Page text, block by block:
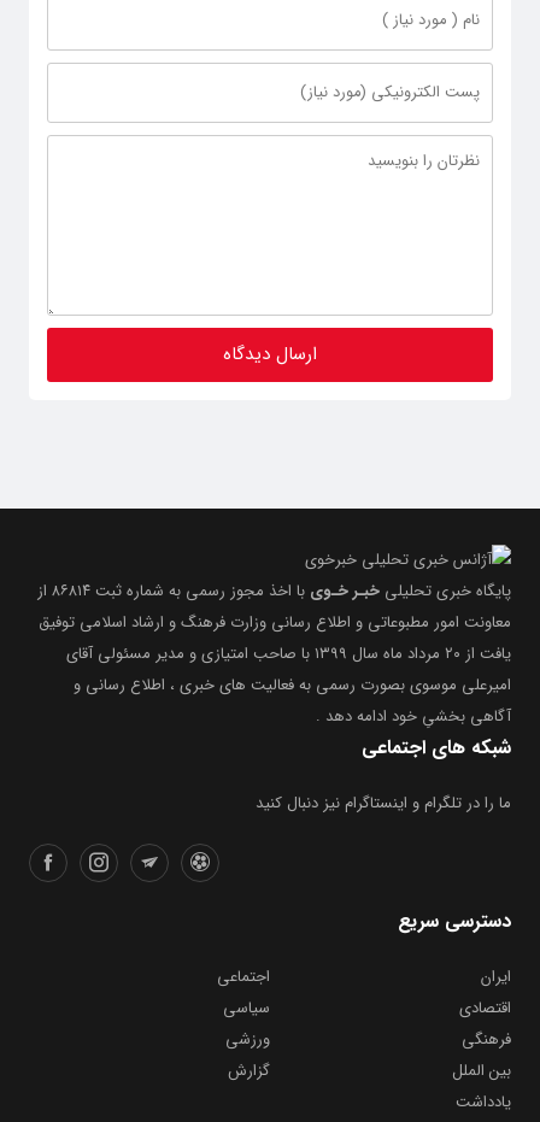
پایگاه خبری تحلیلی خبـر خـوی
با اخذ مجوز رسمی به شماره ثبت ۸۶۸۱۴ از
معاونت امور مطبوعاتی و اطلاع رسانی وزارت فرهنگ و ارشاد اسلامی توفیق
یافت از ۲۰ مرداد ماه سال ۱۳۹۹ با صاحب امتیازی و مدیر مسئولی آقای
امیرعلی موسوی بصورت رسمی به فعالیت های خبری ، اطلاع رسانی و
آگاهی بخشیِ خود ادامه دهد .
شبکه های اجتماعی
ما را در تلگرام و اینستاگرام نیز دنبال کنید
دسترسی سریع
ایران
اجتماعی
اقتصادی
سیاسی
فرهنگی
ورزشی
بین الملل
گزارش
یادداشت